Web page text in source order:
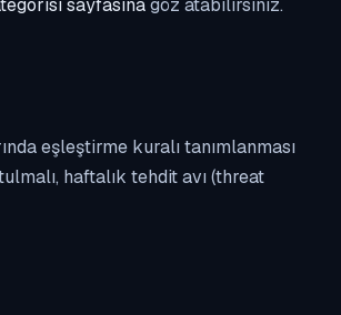
sayfasınagöz atabilirsiniz.
eşleştirme kuralı tanımlanması
haftalık tehdit avı (threat